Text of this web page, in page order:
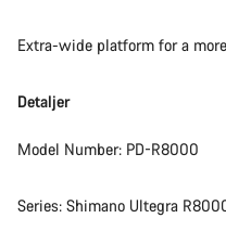
Extra-wide platform for a
Detaljer
Model Number: PD-R8000
Series: Shimano Ultegra